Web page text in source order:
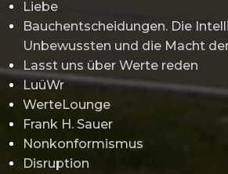
Liebe
Bauchentscheidungen. Die
Unbewussten und die Macht
Lasst uns über Werte reden
LuüWr
WerteLounge
Frank H. Sauer
Nonkonformismus
Disruption